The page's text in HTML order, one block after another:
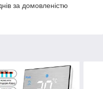
за домовленістю